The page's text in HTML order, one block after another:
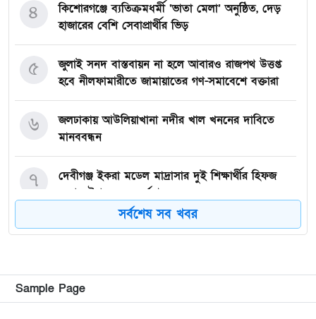
কিশোরগঞ্জে ব্যতিক্রমধর্মী ‘ভাতা মেলা’ অনুষ্ঠিত, দেড়
হাজারের বেশি সেবাপ্রার্থীর ভিড়
৪
জুলাই সনদ বাস্তবায়ন না হলে আবারও রাজপথ উত্তপ্ত
হবে নীলফামারীতে জামায়াতের গণ-সমাবেশে বক্তারা
৫
জলঢাকায় আউলিয়াখানা নদীর খাল খননের দাবিতে
মানববন্ধন
৬
দেবীগঞ্জ ইকরা মডেল মাদ্রাসার দুই শিক্ষার্থীর হিফজ
সম্পন্ন উপলক্ষে সংবর্ধনা
৭
কিশোরগঞ্জে ৮০ পিস ট্যাপেন্টাডল ট্যাবলেটসহ গ্রেপ্তার ২,
৮
কিশোরগঞ্জে জুলাই গণঅভ্যুত্থান দিবস-২০২৬ উপলক্ষে
প্রস্তুতিমূলক সভা অনুষ্ঠিত
৯
সর্বশেষ সব খবর
Sample Page